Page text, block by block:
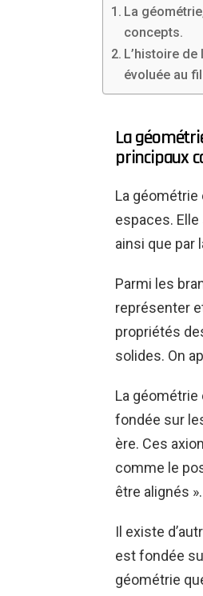
La
concepts.
L’histoire
évoluée au
La
principaux
La
espaces.
ainsi que par
Parmi les
représenter
propriétés
solides. On
La
fondée sur
ère. Ces
comme le
être alignés
Il existe
est fondée
géométrie